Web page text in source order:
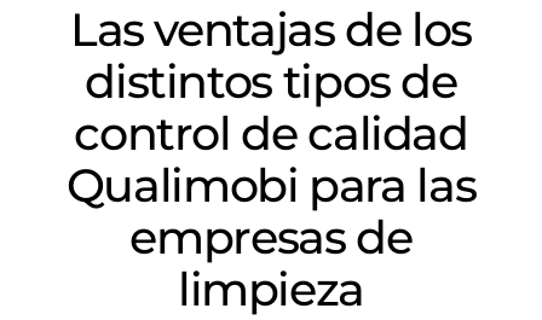
Las ventajas de los
distintos tipos de
control de calidad
Qualimobi para las
empresas de
limpieza